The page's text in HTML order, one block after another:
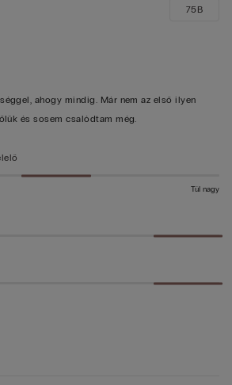
ahogy mindig. Már nem az első ilyen
és sosem csalódtam még.
75B
Túl nagy